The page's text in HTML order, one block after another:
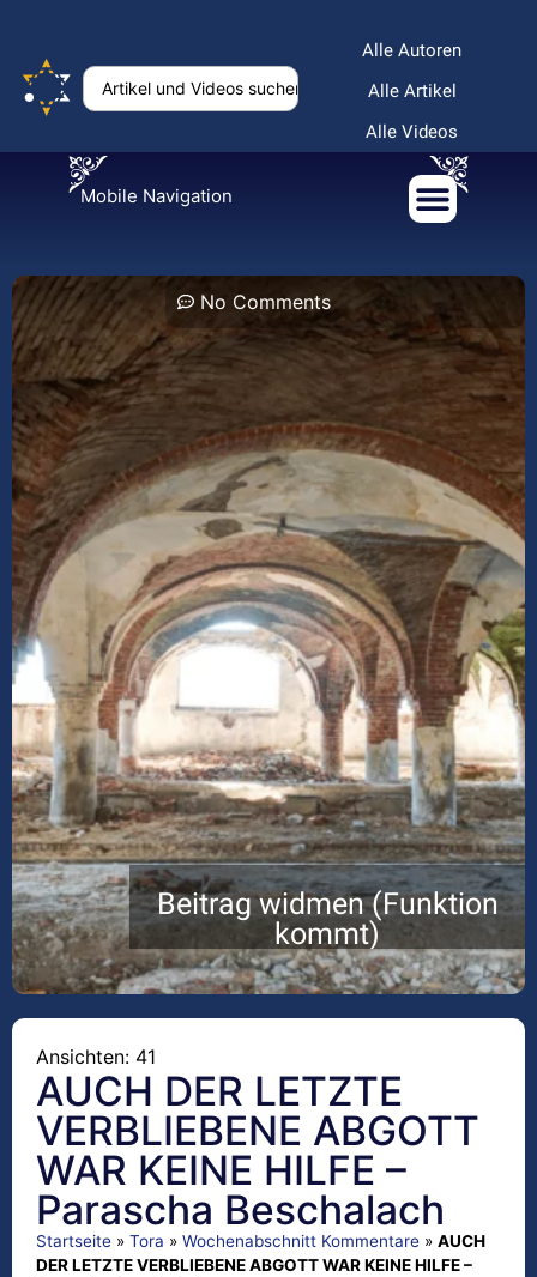
Alle Autoren
Alle Artikel
Alle Videos
Mobile Navigation
No Comments
Beitrag widmen (Funktion
kommt)
Ansichten: 41
AUCH DER LETZTE
VERBLIEBENE ABGOTT
WAR KEINE HILFE –
Parascha Beschalach
Startseite » Tora » Wochenabschnitt Kommentare » AUCH
DER LETZTE VERBLIEBENE ABGOTT WAR KEINE HILFE –